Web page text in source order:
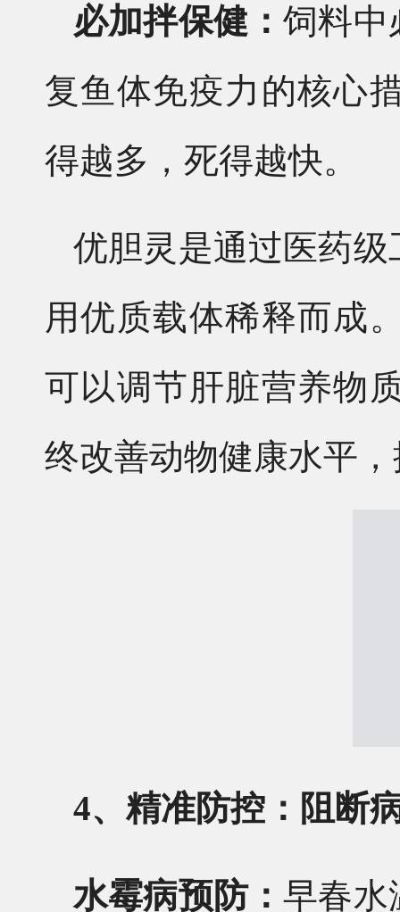
必加拌保健：饲料中
复鱼体免疫力的核心
得越多，死得越快。
优胆灵是通过医药
用优质载体稀释而成
可以调节肝脏营养物
终改善动物健康水平
4、精准防控：阻断
水霉病预防：早春水